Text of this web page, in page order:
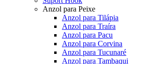
Anzol para Peixe
Anzol para Tilápia
Anzol para Traíra
Anzol para Pacu
Anzol para Corvina
Anzol para Tucunaré
Anzol para Tambaqui